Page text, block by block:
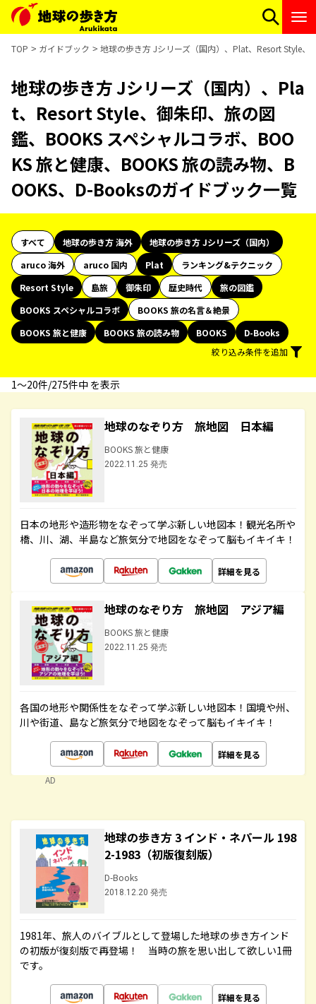
TOP ガイドブック 地球の歩き方 Jシリーズ（国内）、Plat、Resort Style、
地球の歩き方 Jシリーズ（国内）、Pla
t、Resort Style、御朱印、旅の図
鑑、BOOKS スペシャルコラボ、BOO
KS 旅と健康、BOOKS 旅の読み物、B
OOKS、D-Booksのガイドブック一覧
すべて 地球の歩き方 海外
地球の歩き方 Jシリーズ（国内）
aruco 海外
aruco 国内 Plat
ランキング&テクニック
Resort Style
島旅 御朱印 歴史時代
旅の図鑑
BOOKS スペシャルコラボ
BOOKS 旅の名言＆絶景
BOOKS 旅と健康
BOOKS 旅の読み物 BOOKS
D-Books
絞り込み条件を追加
1〜20件/275件中 を表示
地球のなぞり方 旅地図 日本編
BOOKS 旅と健康
2022.11.25 発売
日本の地形や造形物をなぞって学ぶ新しい地図本！観光名所や
橋、川、湖、半島など旅気分で地図をなぞって脳もイキイキ！
詳細を見る
地球のなぞり方 旅地図 アジア編
BOOKS 旅と健康
2022.11.25 発売
各国の地形や関係性をなぞって学ぶ新しい地図本！国境や州、
川や街道、島など旅気分で地図をなぞって脳もイキイキ！
詳細を見る
AD
地球の歩き方 3 インド・ネパール 198
2-1983（初版復刻版）
D-Books
2018.12.20 発売
1981年、旅人のバイブルとして登場した地球の歩き方インド
の初版が復刻版で再登場！ 当時の旅を思い出して欲しい1冊
です。
詳細を見る